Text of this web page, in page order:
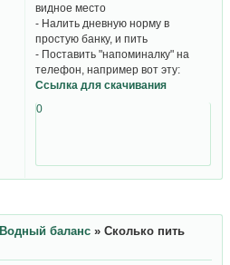
видное место
- Налить дневную норму в
простую банку, и пить
- Поставить "напоминалку" на
телефон, например вот эту:
Ссылка для скачивания
0
Водный баланс » Сколько пить